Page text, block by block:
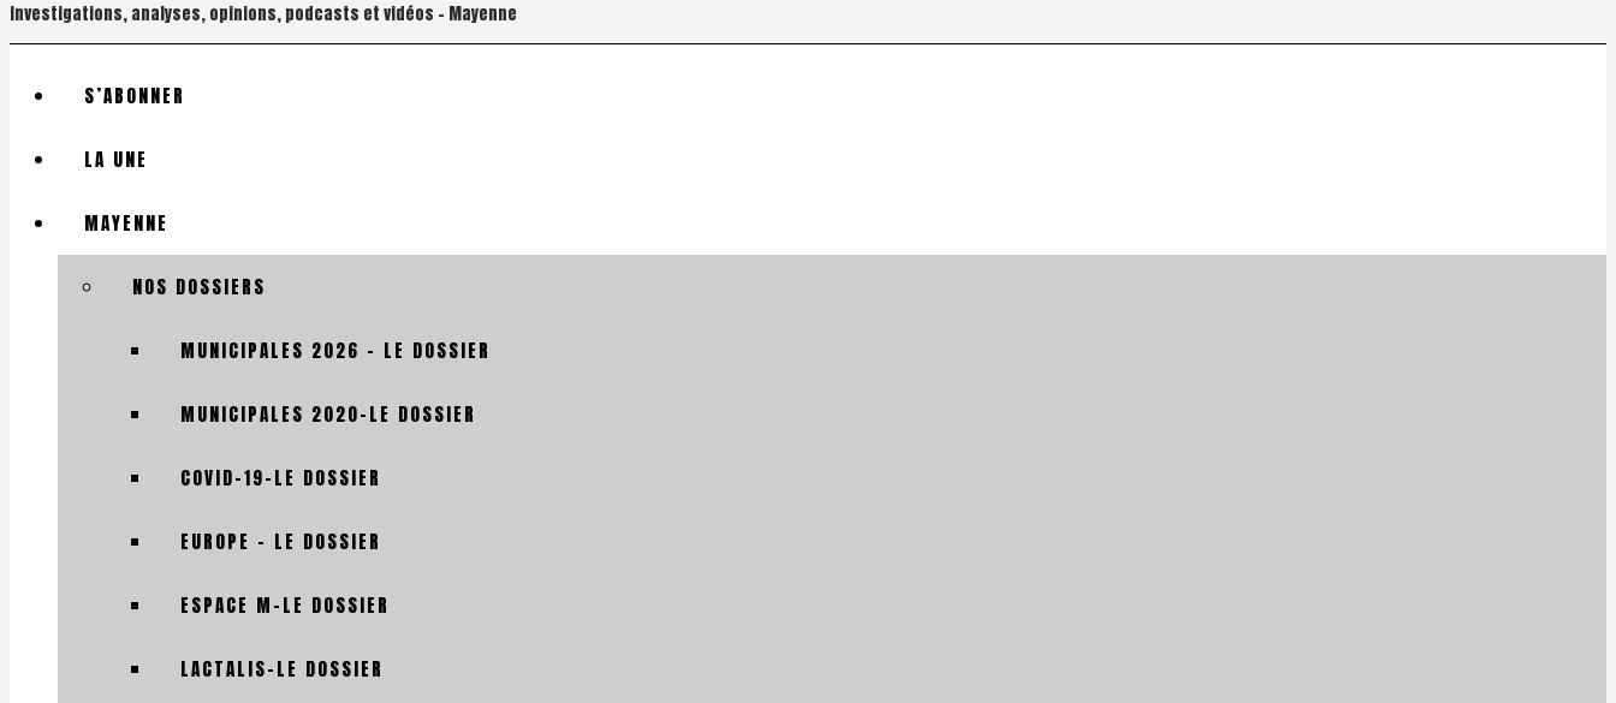
Investigations, analyses, opinions, podcasts et vidéos – Mayenne
S’ABONNER
LA UNE
MAYENNE
NOS DOSSIERS
MUNICIPALES 2026 – LE DOSSIER
MUNICIPALES 2020-LE DOSSIER
COVID-19-LE DOSSIER
EUROPE – LE DOSSIER
ESPACE M-LE DOSSIER
LACTALIS-LE DOSSIER